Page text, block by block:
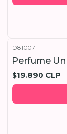
Q81007|
Perfume
$19.890 CLP